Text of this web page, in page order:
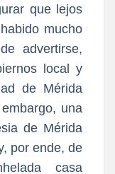
que lejos
mucho
advertirse,
local y
de Mérida
una
de Mérida
por ende, de
casa